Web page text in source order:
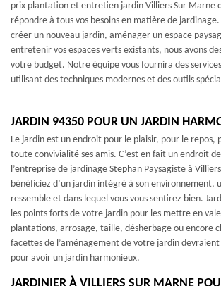
prix plantation et entretien jardin Villiers Sur Marne
répondre à tous vos besoins en matière de
créer un nouveau jardin, aménager un espace
entretenir vos espaces verts existants, nous avons
votre budget. Notre équipe vous fournira des
utilisant des techniques modernes et des outils
JARDIN 94350 POUR UN JARDIN
Le jardin est un endroit pour le plaisir, pour le repos,
toute convivialité ses amis. C’est en fait un endroit
l’entreprise de jardinage Stephan Paysagiste à
bénéficiez d’un jardin intégré à son environnement,
ressemble et dans lequel vous vous sentirez bien.
les points forts de votre jardin pour les mettre en
plantations, arrosage, taille, désherbage ou encore
facettes de l’aménagement de votre jardin
pour avoir un jardin harmonieux.